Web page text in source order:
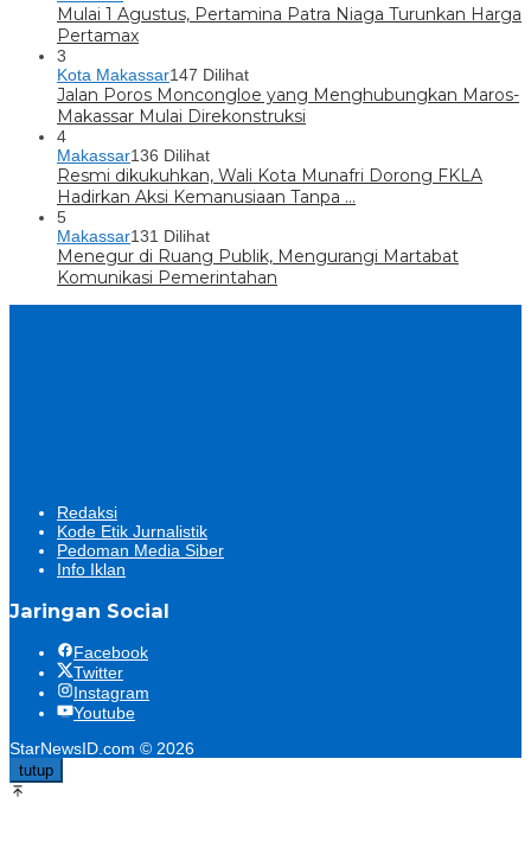
Mulai 1 Agustus, Pertamina Patra Niaga Turunkan Harga
Pertamax
3
Kota Makassar147 Dilihat
Jalan Poros Moncongloe yang Menghubungkan Maros-
Makassar Mulai Direkonstruksi
4
Makassar136 Dilihat
Resmi dikukuhkan, Wali Kota Munafri Dorong FKLA
Hadirkan Aksi Kemanusiaan Tanpa …
5
Makassar131 Dilihat
Menegur di Ruang Publik, Mengurangi Martabat
Komunikasi Pemerintahan
Redaksi
Kode Etik Jurnalistik
Pedoman Media Siber
Info Iklan
Jaringan Social
Facebook
Twitter
Instagram
Youtube
StarNewsID.com © 2026
tutup